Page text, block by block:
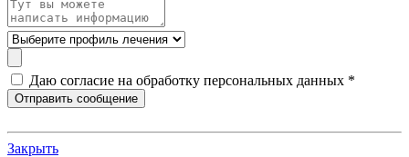
Даю согласие на обработку персональных данных *
Закрыть